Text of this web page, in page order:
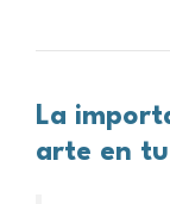
La
arte en